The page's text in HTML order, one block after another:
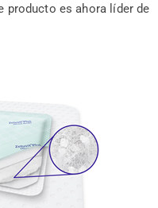
producto es ahora líder de